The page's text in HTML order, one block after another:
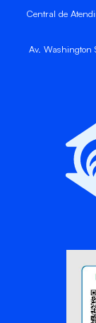
Central de
Av. Washington